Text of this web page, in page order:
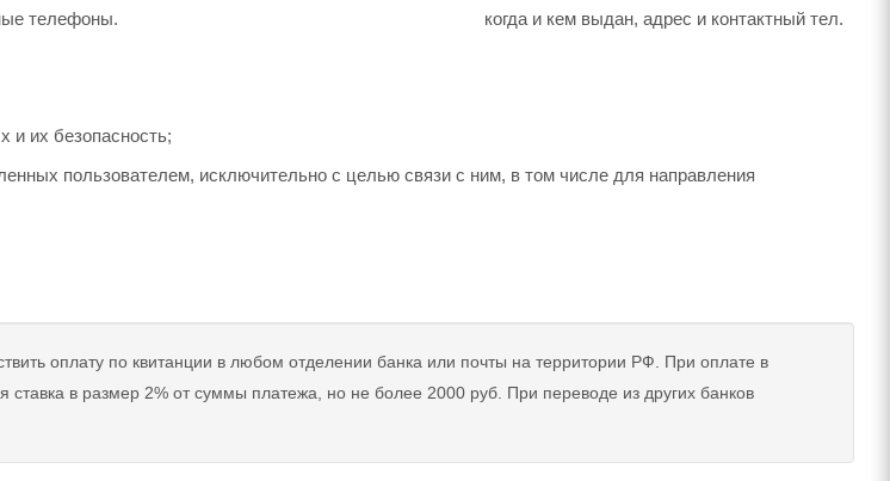
телефоны.
когда и кем выдан, адрес и контактный тел.
и их безопасность;
пользователем, исключительно с целью связи с ним, в том числе для направления
оплату по квитанции в любом отделении банка или почты на территории РФ. При оплате в
в размер 2% от суммы платежа, но не более 2000 руб. При переводе из других банков